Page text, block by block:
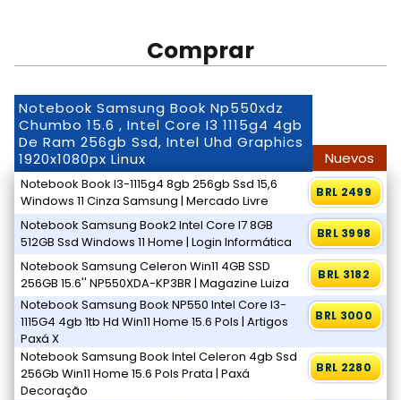
Comprar
Notebook Samsung Book Np550xdz
Chumbo 15.6 , Intel Core I3 1115g4 4gb
De Ram 256gb Ssd, Intel Uhd Graphics
1920x1080px Linux
Nuevos
Notebook Book I3-1115g4 8gb 256gb Ssd 15,6
Windows 11 Cinza Samsung | Mercado Livre
BRL 2499
Notebook Samsung Book2 Intel Core I7 8GB
512GB Ssd Windows 11 Home | Login Informática
BRL 3998
Notebook Samsung Celeron Win11 4GB SSD
256GB 15.6'' NP550XDA-KP3BR | Magazine Luiza
BRL 3182
Notebook Samsung Book NP550 Intel Core I3-
1115G4 4gb 1tb Hd Win11 Home 15.6 Pols | Artigos
Paxá X
BRL 3000
Notebook Samsung Book Intel Celeron 4gb Ssd
256Gb Win11 Home 15.6 Pols Prata | Paxá
Decoração
BRL 2280